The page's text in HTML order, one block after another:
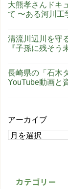
大熊孝さんドキ
て 〜ある河川工
清流川辺川を守
『子孫に残そ
長崎県の「石木
YouTube動画と
アーカイブ
カテゴリー